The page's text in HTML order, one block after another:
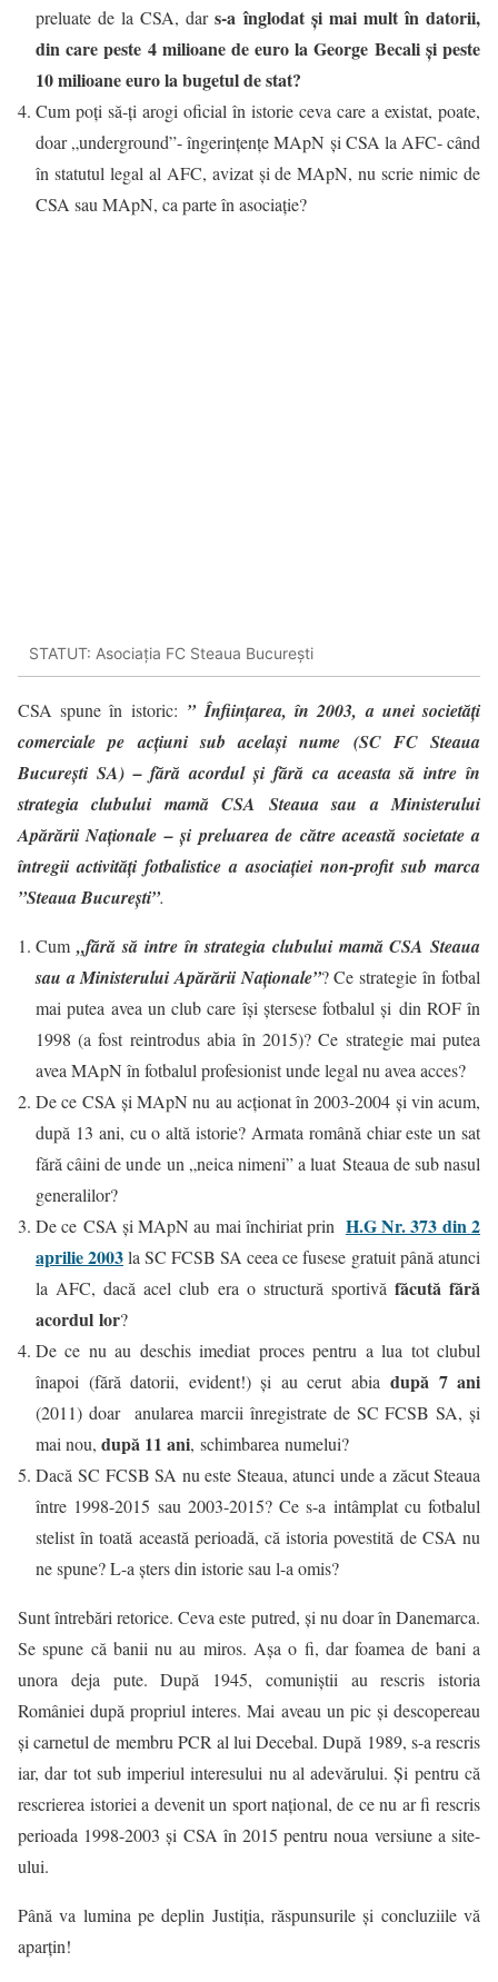
preluate de la CSA, dars-a înglodat și mai mult în datorii,
din care peste 4 milioane de euro la George Becali și peste
10 milioane euro la bugetul de stat?
Cum poți să-ți arogi oficial în istorie ceva care a existat, poate,
doar „underground”- îngerințențe MApN și CSA la AFC- când
în statutul legal al AFC, avizat și de MApN, nu scrie nimic de
CSA sau MApN, ca parte în asociație?
STATUT: Asociația FC Steaua București
CSA spune în istoric: ” Înființarea, în 2003, a unei societăți
comerciale pe acțiuni sub același nume (SC FC Steaua
București SA) – fără acordul și fără ca aceasta să intre în
strategia clubului mamă CSA Steaua sau a Ministerului
Apărării Naționale – și preluarea de către această societate a
întregii activități fotbalistice a asociației non-profit sub marca
”Steaua București”.
Cum „fără să intre în strategia clubului mamă CSA Steaua
sau a Ministerului Apărării Naționale”? Ce strategie în fotbal
mai putea avea un club care își ștersese fotbalul și din ROF în
1998 (a fost reintrodus abia în 2015)? Ce strategie mai putea
avea MApN în fotbalul profesionist unde legal nu avea acces?
De ce CSA și MApN nu au acționat în 2003-2004 și vin acum,
după 13 ani, cu o altă istorie? Armata română chiar este un sat
fără câini de unde un „neica nimeni” a luat Steaua de sub nasul
generalilor?
De ce CSA și MApN au mai închiriat prin H.G Nr. 373 din 2
aprilie 2003la SC FCSB SA ceea ce fusese gratuit până atunci
la AFC, dacă acel club era o structură sportivă făcută fără
acordul lor?
De ce nu au deschis imediat proces pentru a lua tot clubul
înapoi (fără datorii, evident!) și au cerut abia după 7 ani
(2011) doar anularea marcii înregistrate de SC FCSB SA, și
mai nou, după 11 ani, schimbarea numelui?
Dacă SC FCSB SA nu este Steaua, atunci unde a zăcut Steaua
între 1998-2015 sau 2003-2015? Ce s-a intâmplat cu fotbalul
stelist în toată această perioadă, că istoria povestită de CSA nu
ne spune? L-a șters din istorie sau l-a omis?
Sunt întrebări retorice. Ceva este putred, și nu doar în Danemarca.
Se spune că banii nu au miros. Așa o fi, dar foamea de bani a
unora deja pute. După 1945, comuniștii au rescris istoria
României după propriul interes. Mai aveau un pic și descopereau
și carnetul de membru PCR al lui Decebal. După 1989, s-a rescris
iar, dar tot sub imperiul interesului nu al adevărului. Și pentru că
rescrierea istoriei a devenit un sport național, de ce nu ar fi rescris
perioada 1998-2003 și CSA în 2015 pentru noua versiune a site-
ului.
Până va lumina pe deplin Justiția, răspunsurile și concluziile vă
aparțin!